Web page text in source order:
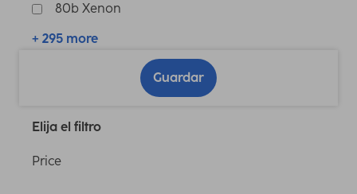
80b Xenon
+ 295 more
Guardar
Elija el filtro
Price